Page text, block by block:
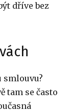
dříve bez
smlouvu?
tam se často